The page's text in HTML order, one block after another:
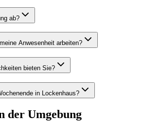
ab?
Anwesenheit arbeiten?
bieten Sie?
in Lockenhaus?
der Umgebung